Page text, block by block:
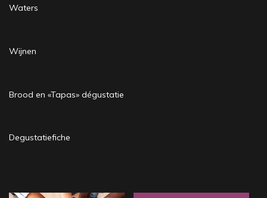
Waters
Wijnen
Brood en «Tapas» dégustatie
Degustatiefiche